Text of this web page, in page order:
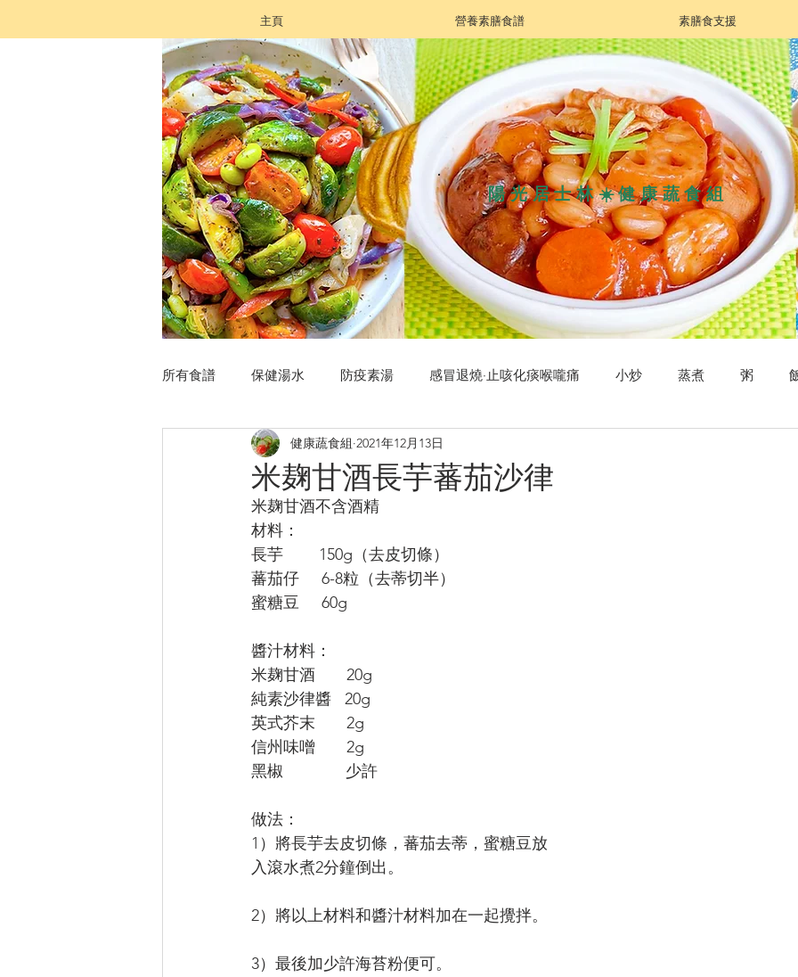
主頁 營養素膳食譜 素膳食支援
陽光居士林☀️健康蔬食組
所有食譜 保健湯水 防疫素湯 感冒退燒·止咳化痰喉嚨痛 小炒 蒸煮 粥
烤焗菜式 日式料理 烘焙麵包餅
補鈣蛋白質B12
米麹甘酒長芋蕃茄沙律
健康蔬食組 2021年12月13日
米麹甘酒不含酒精
材料：
長芋        150g（去皮切條）
蕃茄仔     6-8粒（去蒂切半）
蜜糖豆     60g
醬汁材料：
米麹甘酒       20g
純素沙律醬   20g
英式芥末       2g
信州味噌       2g
黑椒              少許
做法：
1）將長芋去皮切條，蕃茄去蒂，蜜糖豆放
入滾水煮2分鐘倒出。
2）將以上材料和醬汁材料加在一起攪拌。
3）最後加少許海苔粉便可。